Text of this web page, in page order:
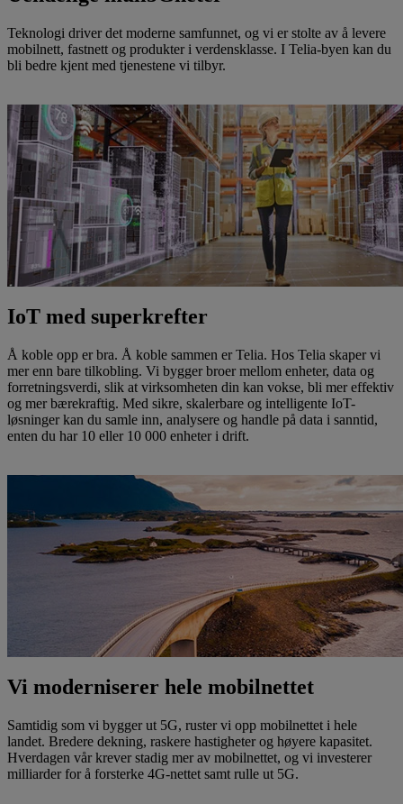
Teknologi driver det moderne samfunnet, og vi er stolte av å levere
mobilnett, fastnett og produkter i verdensklasse. I Telia-byen kan du
bli bedre kjent med tjenestene vi tilbyr.
IoT med superkrefter
Å koble opp er bra. Å koble sammen er Telia. Hos Telia skaper vi
mer enn bare tilkobling. Vi bygger broer mellom enheter, data og
forretningsverdi, slik at virksomheten din kan vokse, bli mer effektiv
og mer bærekraftig. Med sikre, skalerbare og intelligente IoT-
løsninger kan du samle inn, analysere og handle på data i sanntid,
enten du har 10 eller 10 000 enheter i drift.
Vi moderniserer hele mobilnettet
Samtidig som vi bygger ut 5G, ruster vi opp mobilnettet i hele
landet. Bredere dekning, raskere hastigheter og høyere kapasitet.
Hverdagen vår krever stadig mer av mobilnettet, og vi investerer
milliarder for å forsterke 4G-nettet samt rulle ut 5G.